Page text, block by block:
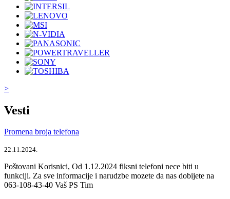
>
Vesti
Promena broja telefona
22.11.2024.
Poštovani Korisnici, Od 1.12.2024 fiksni telefoni nece biti u
funkciji. Za sve informacije i narudzbe mozete da nas dobijete na
063-108-43-40 Vaš PS Tim